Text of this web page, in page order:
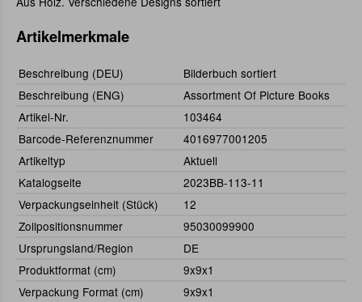
Artikelmerkmale
Beschreibung (DEU)
Bilderbuch sortiert
Beschreibung (ENG)
Assortment Of Picture Books
Artikel-Nr.
103464
Barcode-Referenznummer
4016977001205
Artikeltyp
Aktuell
Katalogseite
2023BB-113-11
Verpackungseinheit (Stück)
12
Zollpositionsnummer
95030099900
Ursprungsland/Region
DE
Produktformat (cm)
9x9x1
Verpackung Format (cm)
9x9x1